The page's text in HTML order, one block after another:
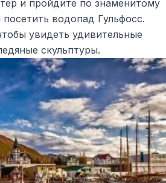
и пройдите по знаменитому
водопад Гульфосс.
увидеть удивительные
скульптуры.